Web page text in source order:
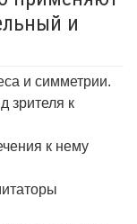
и
и симметрии.
зрителя к
к нему